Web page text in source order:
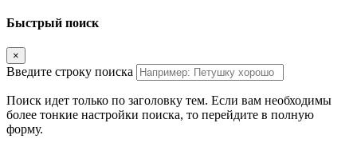
Быстрый поиск
×
Введите строку поиска
Поиск идет только по заголовку тем. Если вам необходимы
более тонкие настройки поиска, то перейдите в полную
форму.